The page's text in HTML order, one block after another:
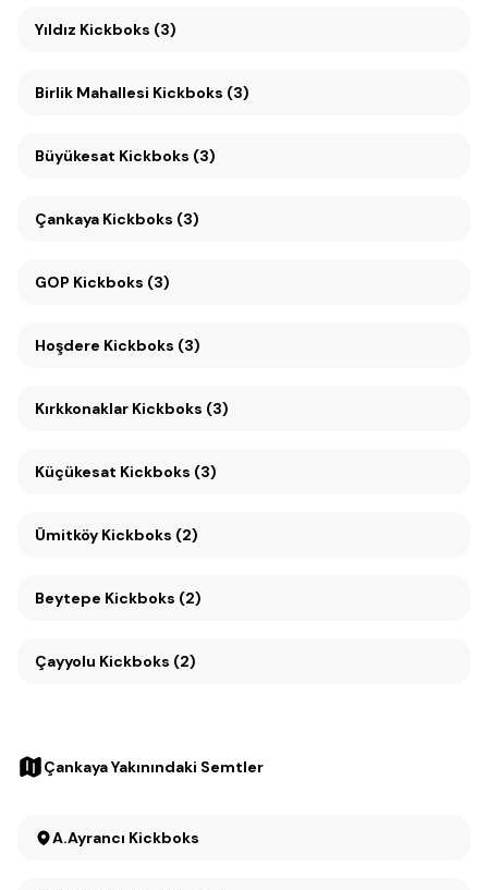
Yıldız Kickboks (3)
Birlik Mahallesi Kickboks (3)
Büyükesat Kickboks (3)
Çankaya Kickboks (3)
GOP Kickboks (3)
Hoşdere Kickboks (3)
Kırkkonaklar Kickboks (3)
Küçükesat Kickboks (3)
Ümitköy Kickboks (2)
Beytepe Kickboks (2)
Çayyolu Kickboks (2)
Çankaya Yakınındaki Semtler
A.Ayrancı Kickboks